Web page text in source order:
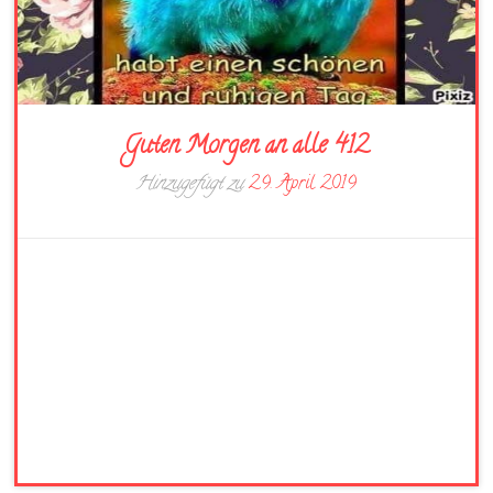
Guten Morgen an alle 412
Hinzugefügt zu29. April 2019